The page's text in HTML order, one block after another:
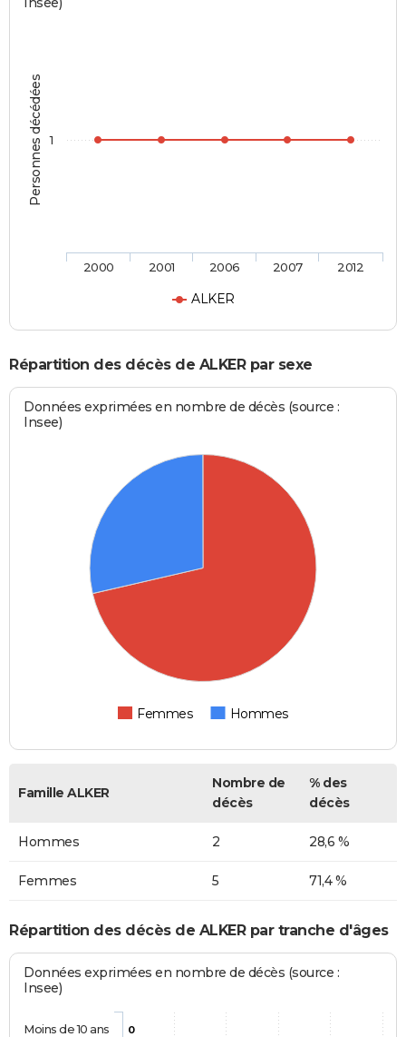
Personnes décédées
ALKER
2000 2001 2006 2007 2012
1
Répartition des décès de ALKER par sexe
Données exprimées en nombre de décès (source :
Insee)
Femmes Hommes
Famille ALKER
Nombre de
décès
% des
décès
Hommes 2 28,6 %
Femmes 5 71,4 %
Répartition des décès de ALKER par tranche d'âges
Données exprimées en nombre de décès (source :
Insee)
0
Moins de 10 ans